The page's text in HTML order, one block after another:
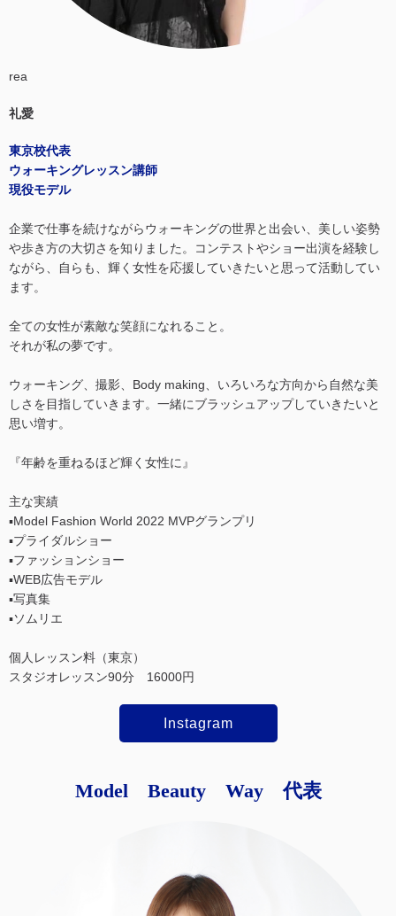
rea
礼愛
東京校代表
ウォーキングレッスン講師
現役モデル
企業で仕事を続けながらウォーキングの世界と出会い、美しい姿勢
や歩き方の大切さを知りました。コンテストやショー出演を経験し
ながら、自らも、輝く女性を応援していきたいと思って活動してい
ます。
全ての女性が素敵な笑顔になれること。
それが私の夢です。
ウォーキング、撮影、Body making、いろいろな方向から自然な美
しさを目指していきます。一緒にブラッシュアップしていきたいと
思い増す。
『年齢を重ねるほど輝く女性に』
主な実績
▪︎Model Fashion World 2022 MVPグランプリ
▪︎プライダルショー
▪︎ファッションショー
▪︎WEB広告モデル
▪︎写真集
▪︎ソムリエ
個人レッスン料（東京）
スタジオレッスン90分 16000円
Instagram
Model Beauty Way 代表